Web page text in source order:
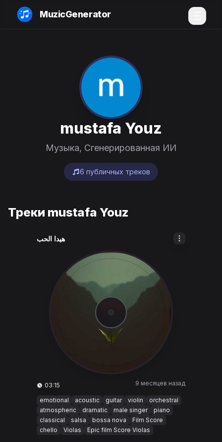
MuzicGenerator
mustafa Youz
Музыка, Сгенерированная ИИ
6 публичных треков
Треки mustafa Youz
هيدا الحب
03:15 9 месяцев назад
emotional acoustic guitar violin
orchestral
atmospheric
dramatic male singer
piano
classical
salsa bossa nova
Film Score
chello
Violas Epic film Score Violas